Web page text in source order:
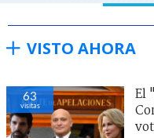
VISTO AHORA
63
visitas
El